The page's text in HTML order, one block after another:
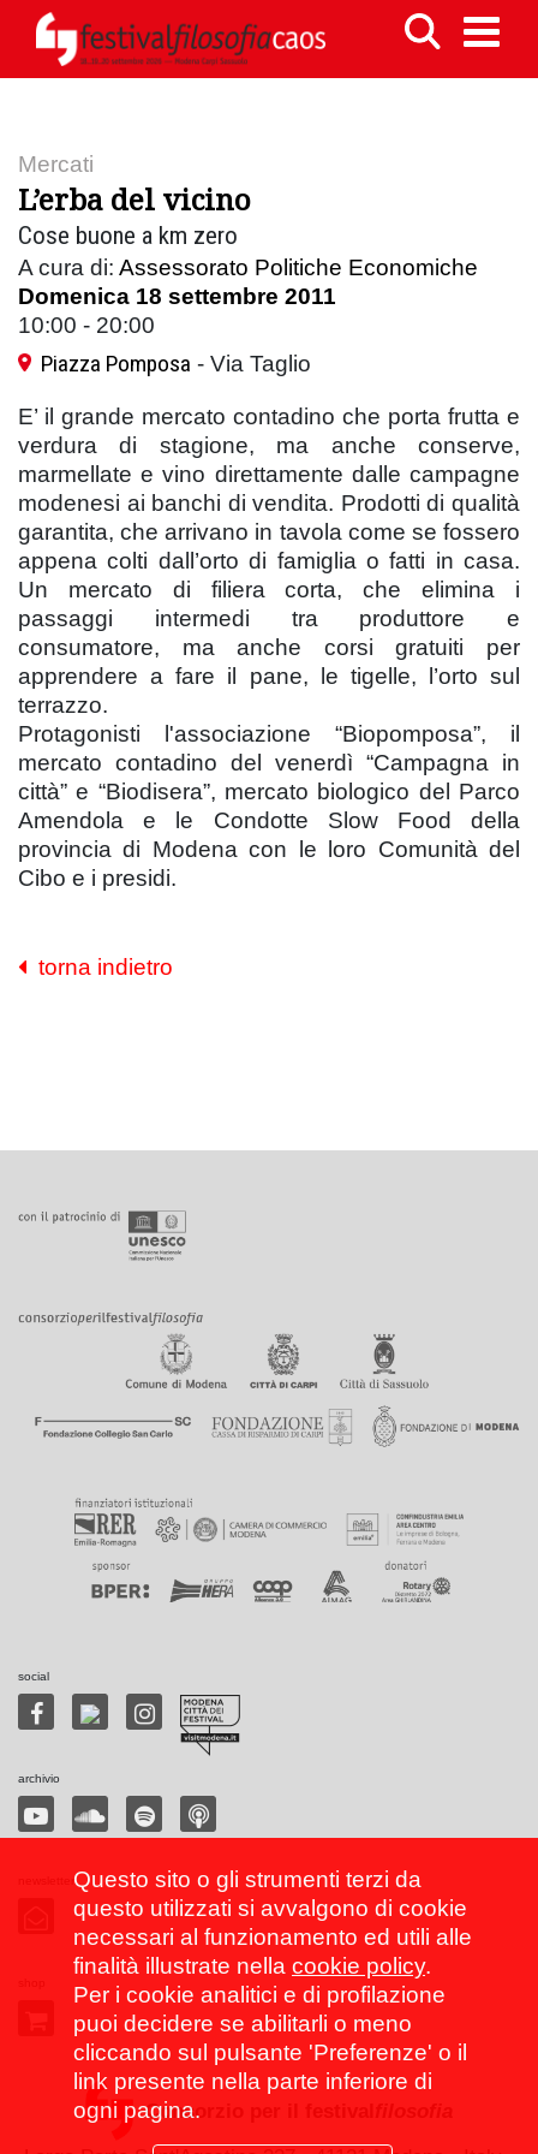
Mercati
L’erba del vicino
Cose buone a km zero
A cura di: Assessorato Politiche Economiche
Domenica 18 settembre 2011
10:00 - 20:00
Piazza Pomposa - Via Taglio
E’ il grande mercato contadino che porta frutta e
verdura di stagione, ma anche conserve,
marmellate e vino direttamente dalle campagne
modenesi ai banchi di vendita. Prodotti di qualità
garantita, che arrivano in tavola come se fossero
appena colti dall’orto di famiglia o fatti in casa.
Un mercato di filiera corta, che elimina i
passaggi intermedi tra produttore e
consumatore, ma anche corsi gratuiti per
apprendere a fare il pane, le tigelle, l’orto sul
terrazzo.
Protagonisti l'associazione “Biopomposa”, il
mercato contadino del venerdì “Campagna in
città” e “Biodisera”, mercato biologico del Parco
Amendola e le Condotte Slow Food della
provincia di Modena con le loro Comunità del
Cibo e i presidi.
torna indietro
social
archivio
Consorzio per il festival
Questo sito o gli strumenti terzi da
questo utilizzati si avvalgono di cookie
necessari al funzionamento ed utili alle
finalità illustrate nella cookie policy.
Per i cookie analitici e di profilazione
puoi decidere se abilitarli o meno
cliccando sul pulsante 'Preferenze' o il
link presente nella parte inferiore di
ogni pagina.